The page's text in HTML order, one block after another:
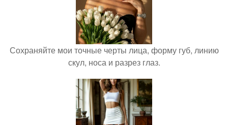
Сохраняйте мои точные черты лица, форму губ, линию
скул, носа и разрез глаз.